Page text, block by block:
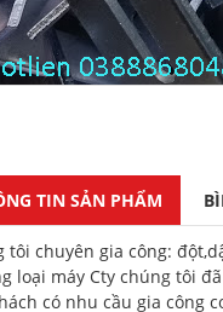
TIN SẢN PHẨM
tôi chuyên gia công:
loại máy Cty chúng tôi
có nhu cầu gia công